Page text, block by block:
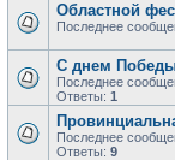
Областной
Последнее
С днем
Последнее
Ответы: 1
Последнее
Ответы: 9